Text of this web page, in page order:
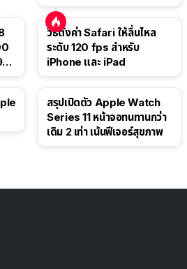
วิธีตั้งค่า Safari ให้ลื่นไหล
ระดับ 120 fps สำหรับ
iPhone และ iPad
สรุปเปิดตัว Apple Watch
Series 11 หน้าจอทนทานกว่า
เดิม 2 เท่า เน้นฟีเจอร์สุขภาพ